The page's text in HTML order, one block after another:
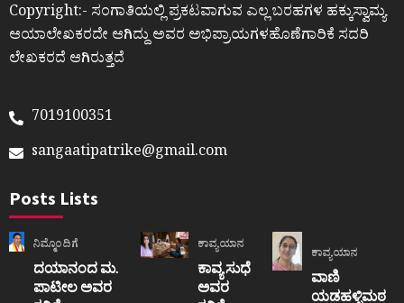
Copyright:- ಸಂಗಾತಿಯಲ್ಲಿ ಪ್ರಕಟವಾಗುವ ಎಲ್ಲ ಬರಹಗಳ ಹಕ್ಕುಸ್ವಾಮ್ಯ
ಆಯಾಲೇಖಕರದೇ ಆಗಿದ್ದು ಅವರ ಅಭಿಪ್ರಾಯಗಳಹೊಣೆಗಾರಿಕೆ ಸದರಿ
ಲೇಖಕರದೆ ಆಗಿರುತ್ತದೆ
7019100351
sangaatipatrike@gmail.com
Posts Lists
ನಿಮ್ಮೊಂದಿಗೆ
ದಯಾನಂದ ಮ.
ಪಾಟೀಲ ಅವರ
ಕಾವ್ಯಯಾನ
ಕಾವ್ಯ ಸುಧೆ
ಅವರ
ಕಾವ್ಯಯಾನ
ವಾಣಿ
ಯಡಹಳ್ಳಿಮಠ